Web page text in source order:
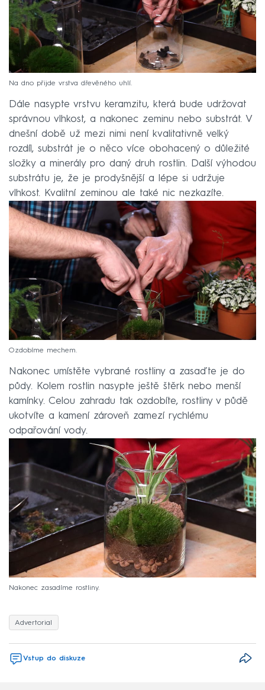
Na dno přijde vrstva dřevěného uhlí.
Dále nasypte vrstvu keramzitu, která bude udržovat
správnou vlhkost, a nakonec zeminu nebo substrát. V
dnešní době už mezi nimi není kvalitativně velký
rozdíl, substrát je o něco více obohacený o důležité
složky a minerály pro daný druh rostlin. Další výhodou
substrátu je, že je prodyšnější a lépe si udržuje
vlhkost. Kvalitní zeminou ale také nic nezkazíte.
Ozdobíme mechem.
Nakonec umístěte vybrané rostliny a zasaďte je do
půdy. Kolem rostlin nasypte ještě štěrk nebo menší
kamínky. Celou zahradu tak ozdobíte, rostliny v půdě
ukotvíte a kamení zároveň zamezí rychlému
odpařování vody.
Nakonec zasadíme rostliny.
Advertorial
Vstup do diskuze